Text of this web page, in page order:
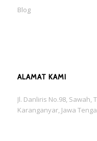
Blog
ALAMAT KAMI
Jl. Danliris No.98,
Karanganyar, Jawa